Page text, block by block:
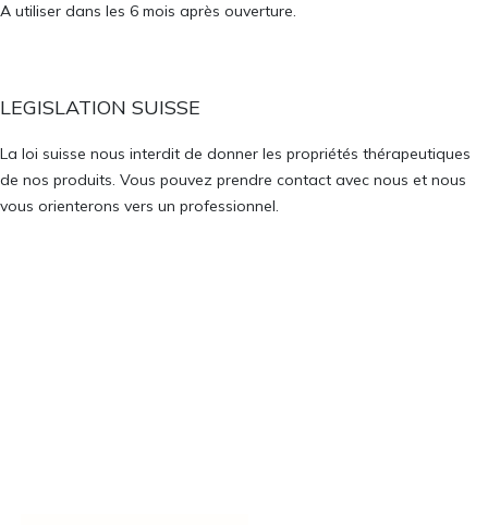
A utiliser dans les 6 mois après ouverture.
LEGISLATION SUISSE
La loi suisse nous interdit de donner les propriétés thérapeutiques
de nos produits. Vous pouvez prendre contact avec nous et nous
vous orienterons vers un professionnel.